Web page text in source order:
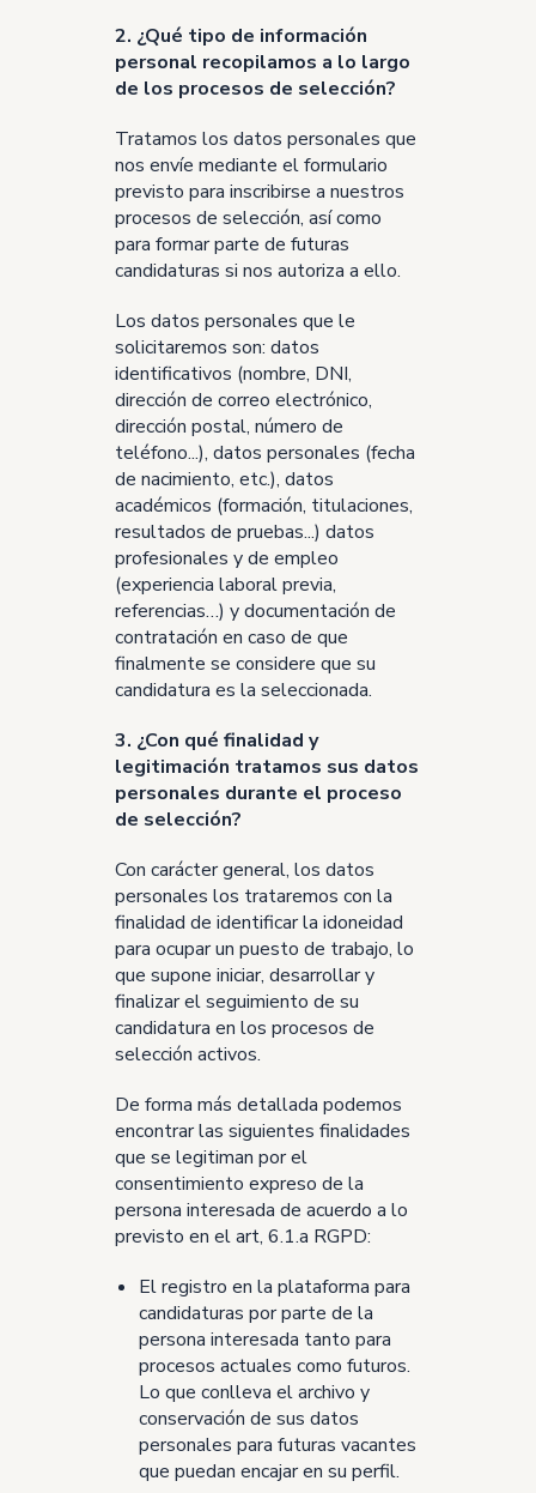
2. ¿Qué tipo de información
personal recopilamos a lo largo
de los procesos de selección?
Tratamos los datos personales que
nos envíe mediante el formulario
previsto para inscribirse a nuestros
procesos de selección, así como
para formar parte de futuras
candidaturas si nos autoriza a ello.
Los datos personales que le
solicitaremos son: datos
identificativos (nombre, DNI,
dirección de correo electrónico,
dirección postal, número de
teléfono...), datos personales (fecha
de nacimiento, etc.), datos
académicos (formación, titulaciones,
resultados de pruebas...) datos
profesionales y de empleo
(experiencia laboral previa,
referencias…) y documentación de
contratación en caso de que
finalmente se considere que su
candidatura es la seleccionada.
3. ¿Con qué finalidad y
legitimación tratamos sus datos
personales durante el proceso
de selección?
Con carácter general, los datos
personales los trataremos con la
finalidad de identificar la idoneidad
para ocupar un puesto de trabajo, lo
que supone iniciar, desarrollar y
finalizar el seguimiento de su
candidatura en los procesos de
selección activos.
De forma más detallada podemos
encontrar las siguientes finalidades
que se legitiman por el
consentimiento expreso de la
persona interesada de acuerdo a lo
previsto en el art, 6.1.a RGPD:
El registro en la plataforma para
candidaturas por parte de la
persona interesada tanto para
procesos actuales como futuros.
Lo que conlleva el archivo y
conservación de sus datos
personales para futuras vacantes
que puedan encajar en su perfil.